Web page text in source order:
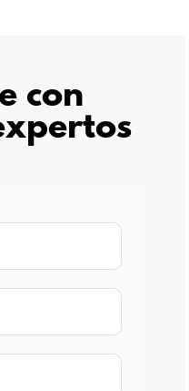
con